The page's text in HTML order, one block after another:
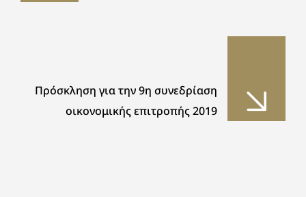
Πρόσκληση για την 9η συνεδρίαση
οικονομικής επιτροπής 2019